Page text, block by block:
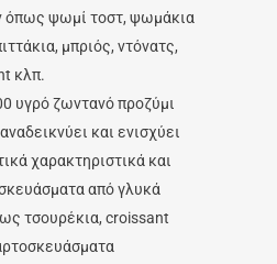
όπως ψωμί τοστ, ψωμάκια
μπριός, ντόνατς,
κλπ.
υγρό ζωντανό προζύμι
και ενισχύει
χαρακτηριστικά και
από γλυκά
τσουρέκια, croissant